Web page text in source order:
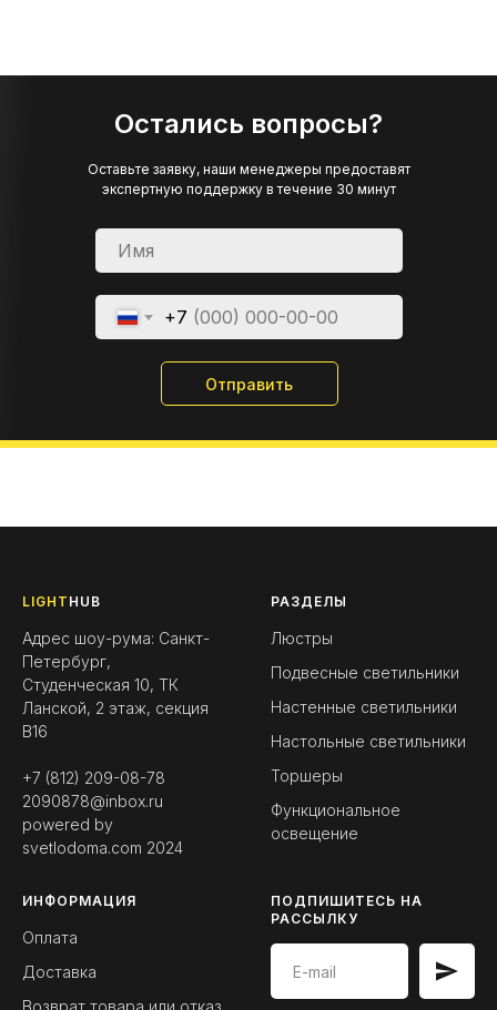
Остались вопросы?
+7
Отправить
Оставьте заявку, наши менеджеры предоставят
экспертную поддержку в течение 30 минут
LIGHT HUB
Адрес шоу-рума: Санкт-
Петербург,
Студенческая 10, ТК
Ланской, 2 этаж, секция
B16
+7 (812) 209-08-78
2090878@inbox.ru
powered by
svetlodoma.com 2024
РАЗДЕЛЫ
Люстры
Подвесные светильники
Настенные светильники
Настольные светильники
Торшеры
Функциональное
освещение
ИНФОРМАЦИЯ
Оплата
Доставка
ПОДПИШИТЕСЬ НА
РАССЫЛКУ